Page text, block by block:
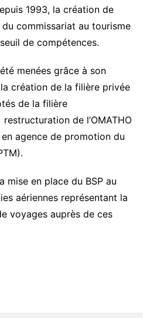
1993, la création de
du commissariat au tourisme
de compétences.
menées grâce à son
création de la filière privée
de la filière
de l’OMATHO
agence de promotion du
mise en place du BSP au
aériennes représentant la
voyages auprès de ces